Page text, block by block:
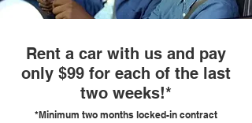
Rent a car with us and pay
only $99 for each of the last
two weeks!*
*Minimum two months locked-in contract